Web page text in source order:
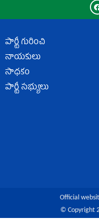
పార్టీ గురించి
నాయకులు
సాధకం
పార్టీ సభ్యులు
Official
© Copyright